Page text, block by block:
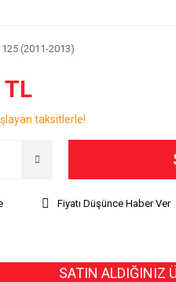
125 (2011-2013)
taksitlerle!
Fiyatı Düşünce Haber Ver
SATIN ALDIĞINIZ